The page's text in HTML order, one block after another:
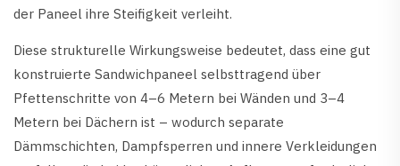
der Paneel ihre Steifigkeit verleiht.
Diese strukturelle Wirkungsweise bedeutet, dass eine gut
konstruierte Sandwichpaneel selbsttragend über
Pfettenschritte von 4–6 Metern bei Wänden und 3–4
Metern bei Dächern ist – wodurch separate
Dämmschichten, Dampfsperren und innere Verkleidungen